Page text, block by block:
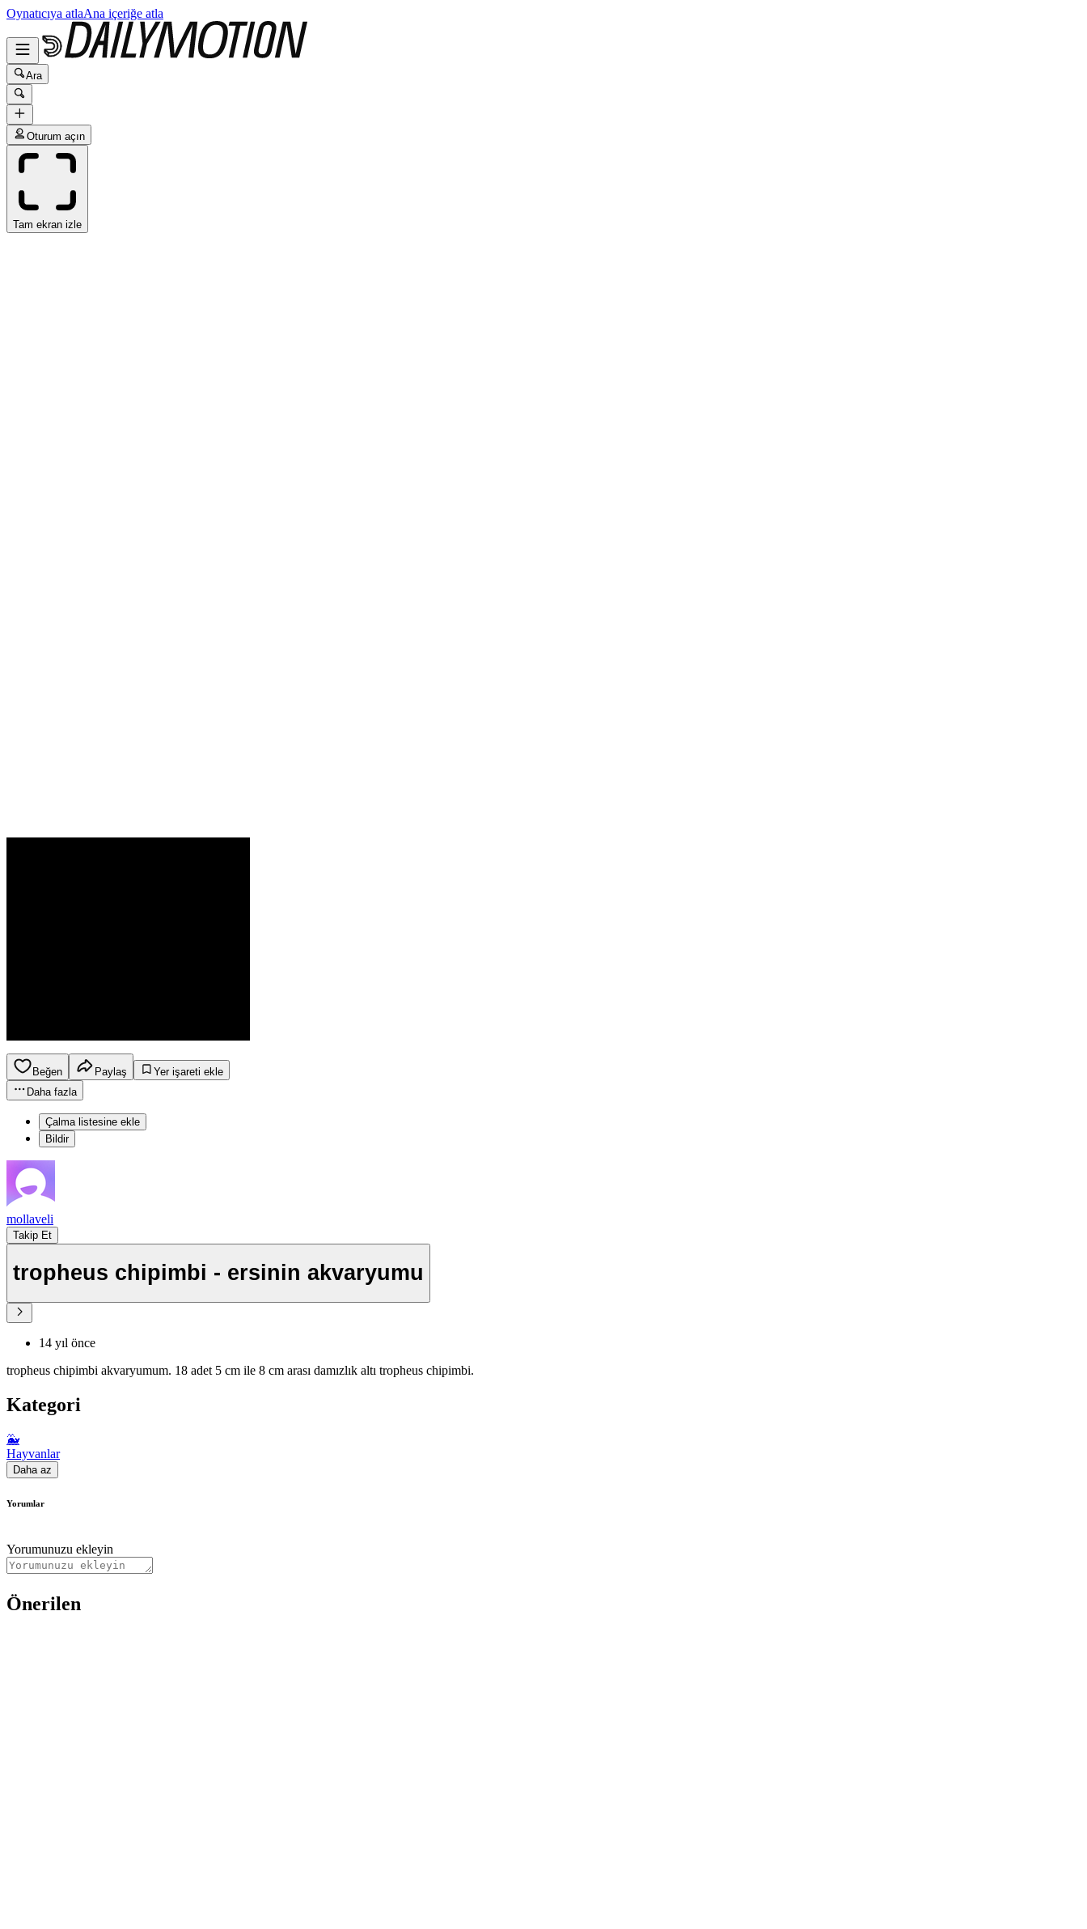
Oynatıcıya atlaAna içeriğe atla
Ara
Oturum açın
Tam ekran izle
Beğen Paylaş
Yer işareti ekle
Daha fazla
Çalma listesine ekle
Bildir
mollaveli
Takip Et
tropheus chipimbi - ersinin akvaryumu
14 yıl önce
tropheus chipimbi akvaryumum. 18 adet 5 cm ile 8 cm arası damızlık altı tropheus chipimbi.
Kategori
🐳
Hayvanlar
Daha az
Yorumlar
Yorumunuzu ekleyin
Önerilen